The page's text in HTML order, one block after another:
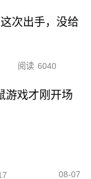
次出手，没给
阅读 6040
游戏才刚开场
08-07